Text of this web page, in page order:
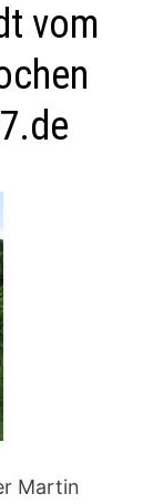
vom
Martin